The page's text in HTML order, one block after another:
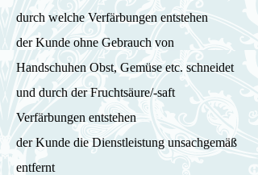
durch welche Verfärbungen entstehen
der Kunde ohne Gebrauch von
Handschuhen Obst, Gemüse etc. schneidet
und durch der Fruchtsäure/-saft
Verfärbungen entstehen
der Kunde die Dienstleistung unsachgemäß
entfernt